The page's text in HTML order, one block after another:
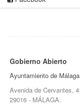
Gobierno Abierto
Ayuntamiento de Málaga
Avenida de Cervantes, 4
29016 - MÁLAGA.